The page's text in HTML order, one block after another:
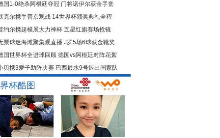
国1-0绝杀阿根廷夺冠 门将诺伊尔获金手套
克尔携手普京观战 14世界杯颁奖典礼全程
约尔携超模展大力神杯 五星红旗赛场抢镜
票球迷海滩聚集观直播 J罗5场6球获金靴奖
国世界杯全进球回顾 德国vs阿根廷对阵花絮
贝携3爱子助阵决赛 巴西最水9号退出国家队
杯酷图